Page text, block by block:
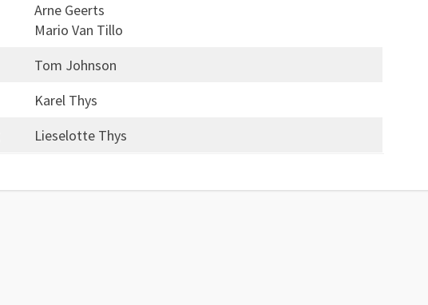
Arne Geerts
Mario Van Tillo
Tom Johnson
Karel Thys
Lieselotte Thys